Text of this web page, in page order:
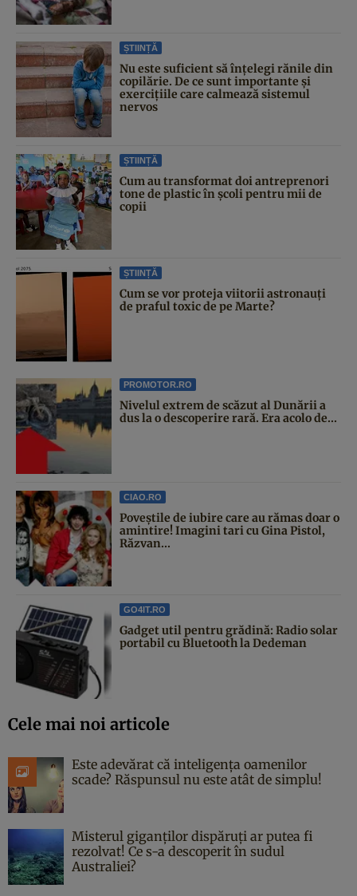
ȘTIINȚĂ
Nu este suficient să înțelegi rănile din
copilărie. De ce sunt importante și
exercițiile care calmează sistemul
nervos
ȘTIINȚĂ
Cum au transformat doi antreprenori
tone de plastic în școli pentru mii de
copii
ȘTIINȚĂ
Cum se vor proteja viitorii astronauți
de praful toxic de pe Marte?
PROMOTOR.RO
Nivelul extrem de scăzut al Dunării a
dus la o descoperire rară. Era acolo de...
CIAO.RO
Poveştile de iubire care au rămas doar o
amintire! Imagini tari cu Gina Pistol,
Răzvan...
GO4IT.RO
Gadget util pentru grădină: Radio solar
portabil cu Bluetooth la Dedeman
Cele mai noi articole
Este adevărat că inteligența oamenilor
scade? Răspunsul nu este atât de simplu!
Misterul giganților dispăruți ar putea fi
rezolvat! Ce s-a descoperit în sudul
Australiei?